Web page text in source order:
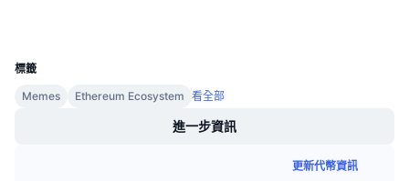
標籤
Memes
Ethereum Ecosystem 看全部
進一步資訊
更新代幣資訊